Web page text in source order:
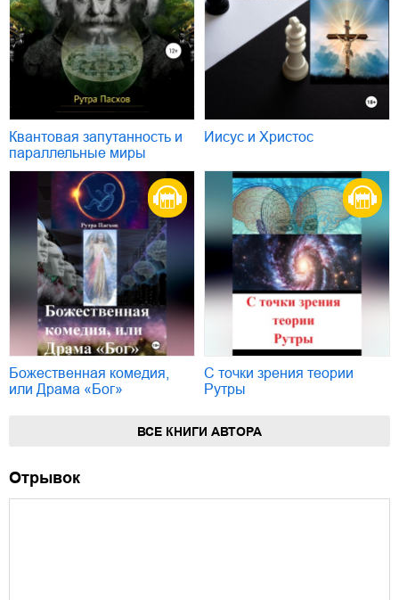
Квантовая запутанность и
параллельные миры
Иисус и Христос
Божественная комедия,
или Драма «Бог»
С точки зрения теории
Рутры
ВСЕ КНИГИ АВТОРА
Отрывок